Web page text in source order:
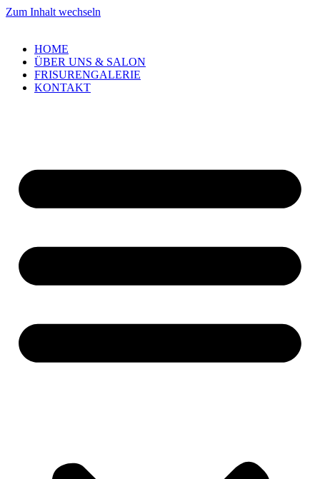
Zum Inhalt wechseln
HOME
ÜBER UNS & SALON
FRISURENGALERIE
KONTAKT